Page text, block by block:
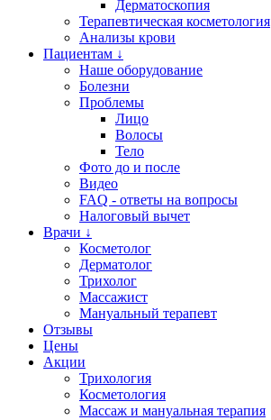
Дерматоскопия
Терапевтическая косметология
Анализы крови
Пациентам ↓
Наше оборудование
Болезни
Проблемы
Лицо
Волосы
Тело
Фото до и после
Видео
FAQ - ответы на вопросы
Налоговый вычет
Врачи ↓
Косметолог
Дерматолог
Трихолог
Массажист
Мануальный терапевт
Отзывы
Цены
Акции
Трихология
Косметология
Массаж и мануальная терапия